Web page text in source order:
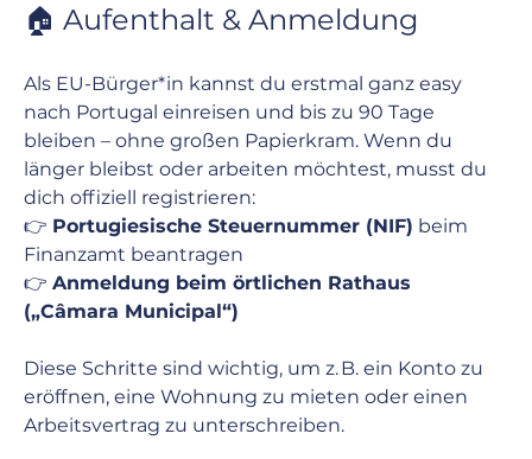
🏠 Aufenthalt & Anmeldung
Als EU-Bürger*in kannst du erstmal ganz easy
nach Portugal einreisen und bis zu 90 Tage
bleiben – ohne großen Papierkram. Wenn du
länger bleibst oder arbeiten möchtest, musst du
dich offiziell registrieren:
👉 Portugiesische Steuernummer (NIF) beim
Finanzamt beantragen
👉 Anmeldung beim örtlichen Rathaus
(„Câmara Municipal“)
Diese Schritte sind wichtig, um z. B. ein Konto zu
eröffnen, eine Wohnung zu mieten oder einen
Arbeitsvertrag zu unterschreiben.